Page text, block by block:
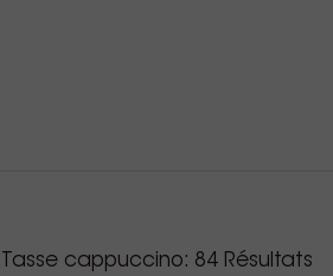
Nos produits
Tasse cappuccino: 84Résultats